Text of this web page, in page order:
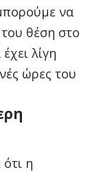
να
θέση στο
λίγη
ώρες του
η